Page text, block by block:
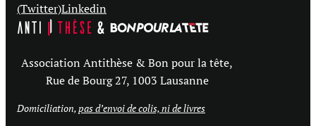
(Twitter)Linkedin
Association Antithèse & Bon pour la tête,
Rue de Bourg 27, 1003 Lausanne
Domiciliation,pas d’envoi de colis, ni de livres